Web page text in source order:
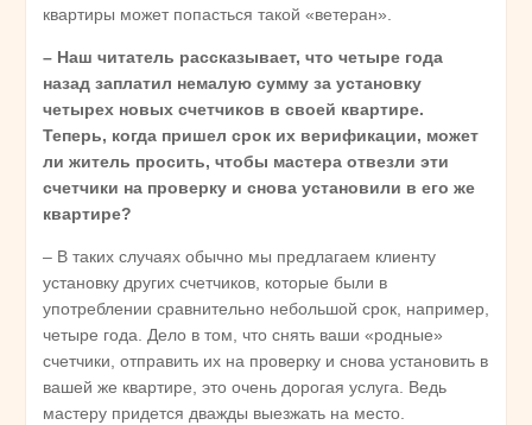
квартиры может попасться такой «ветеран».
– Наш читатель рассказывает, что четыре года
назад заплатил немалую сумму за установку
четырех новых счетчиков в своей квартире.
Теперь, когда пришел срок их верификации, может
ли житель просить, чтобы мастера отвезли эти
счетчики на проверку и снова установили в его же
квартире?
– В таких случаях обычно мы предлагаем клиенту
установку других счетчиков, которые были в
употреблении сравнительно небольшой срок, например,
четыре года. Дело в том, что снять ваши «родные»
счетчики, отправить их на проверку и снова установить в
вашей же квартире, это очень дорогая услуга. Ведь
мастеру придется дважды выезжать на место.